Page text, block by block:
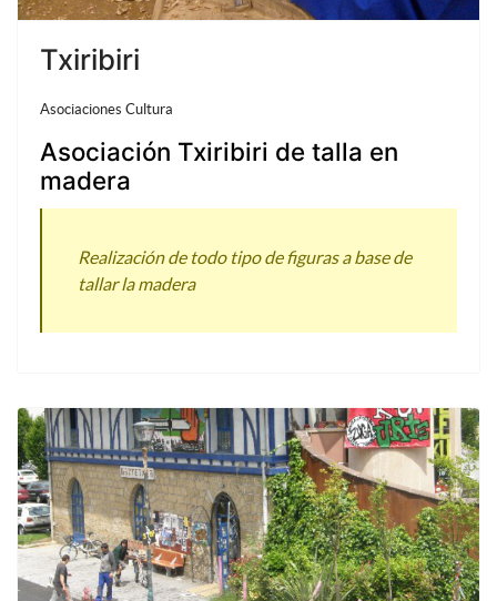
Txiribiri
Asociaciones Cultura
Asociación Txiribiri de talla en
madera
Realización de todo tipo de figuras a base de
tallar la madera